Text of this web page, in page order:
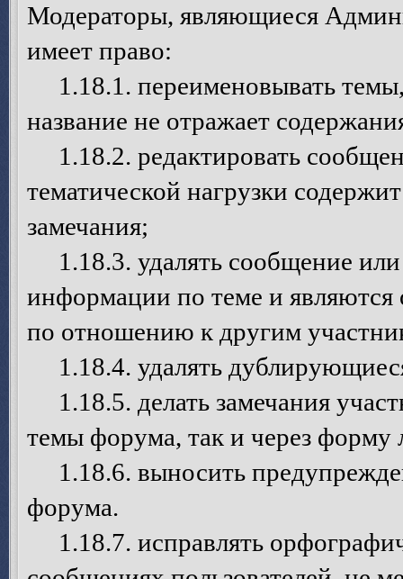
Модераторы, являющиеся
имеет право:
1.18.1. переименовывать
название не отражает
1.18.2. редактировать
тематической нагрузки
замечания;
1.18.3. удалять сообщение
информации по теме и
по отношению к другим
1.18.4. удалять
1.18.5. делать замечания
темы форума, так и через
1.18.6. выносить
форума.
1.18.7. исправлять